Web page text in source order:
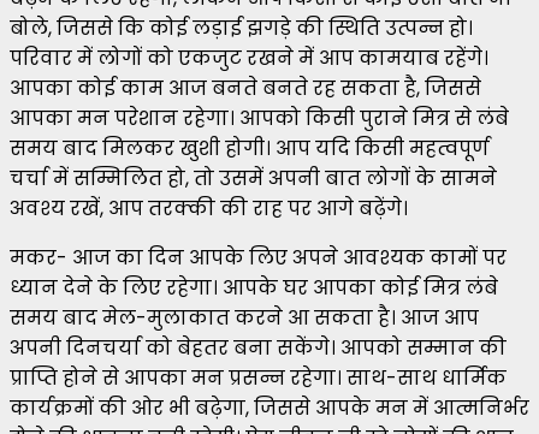
बोले, जिससे कि कोई लड़ाई झगड़े की स्थिति उत्पन्न हो।
परिवार में लोगों को एकजुट रखने में आप कामयाब रहेंगे।
आपका कोई काम आज बनते बनते रह सकता है, जिससे
आपका मन परेशान रहेगा। आपको किसी पुराने मित्र से लंबे
समय बाद मिलकर खुशी होगी। आप यदि किसी महत्वपूर्ण
चर्चा में सम्मिलित हो, तो उसमें अपनी बात लोगों के सामने
अवश्य रखें, आप तरक्की की राह पर आगे बढ़ेंगे।
मकर- आज का दिन आपके लिए अपने आवश्यक कामों पर
ध्यान देने के लिए रहेगा। आपके घर आपका कोई मित्र लंबे
समय बाद मेल-मुलाकात करने आ सकता है। आज आप
अपनी दिनचर्या को बेहतर बना सकेंगे। आपको सम्मान की
प्राप्ति होने से आपका मन प्रसन्न रहेगा। साथ-साथ धार्मिक
कार्यक्रमों की ओर भी बढ़ेगा, जिससे आपके मन में आत्मनिर्भर